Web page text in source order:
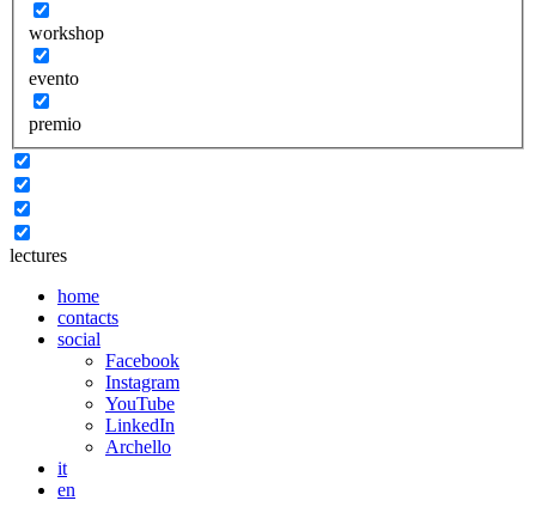
workshop
evento
premio
lectures
home
contacts
social
Facebook
Instagram
YouTube
LinkedIn
Archello
it
en